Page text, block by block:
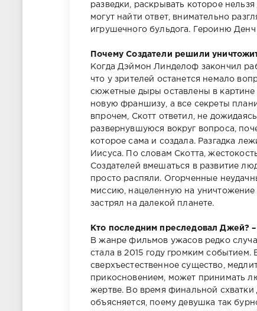
разведки, раскрывать которое
могут найти ответ, внимательно
игрушечного бульдога. Героиню
Почему Создатели решили
Когда Дэймон Линделоф закончил
что у зрителей останется немало
сюжетные дыры оставлены в картине
новую франшизу, а все секреты
впрочем, Скотт ответил, не
развернувшуюся вокруг вопроса,
которое сама и создала. Разгадка
Иисуса. По словам Скотта,
Создателей вмешаться в развитие
просто распяли. Огорченные
миссию, нацеленную на уничтожение
застрял на далекой планете.
Кто последним преследовал Джей?
В жанре фильмов ужасов редко
стала в 2015 году громким
сверхъестественное существо,
прикосновением, может принимать
жертве. Во время финальной
объясняется, поему девушка так